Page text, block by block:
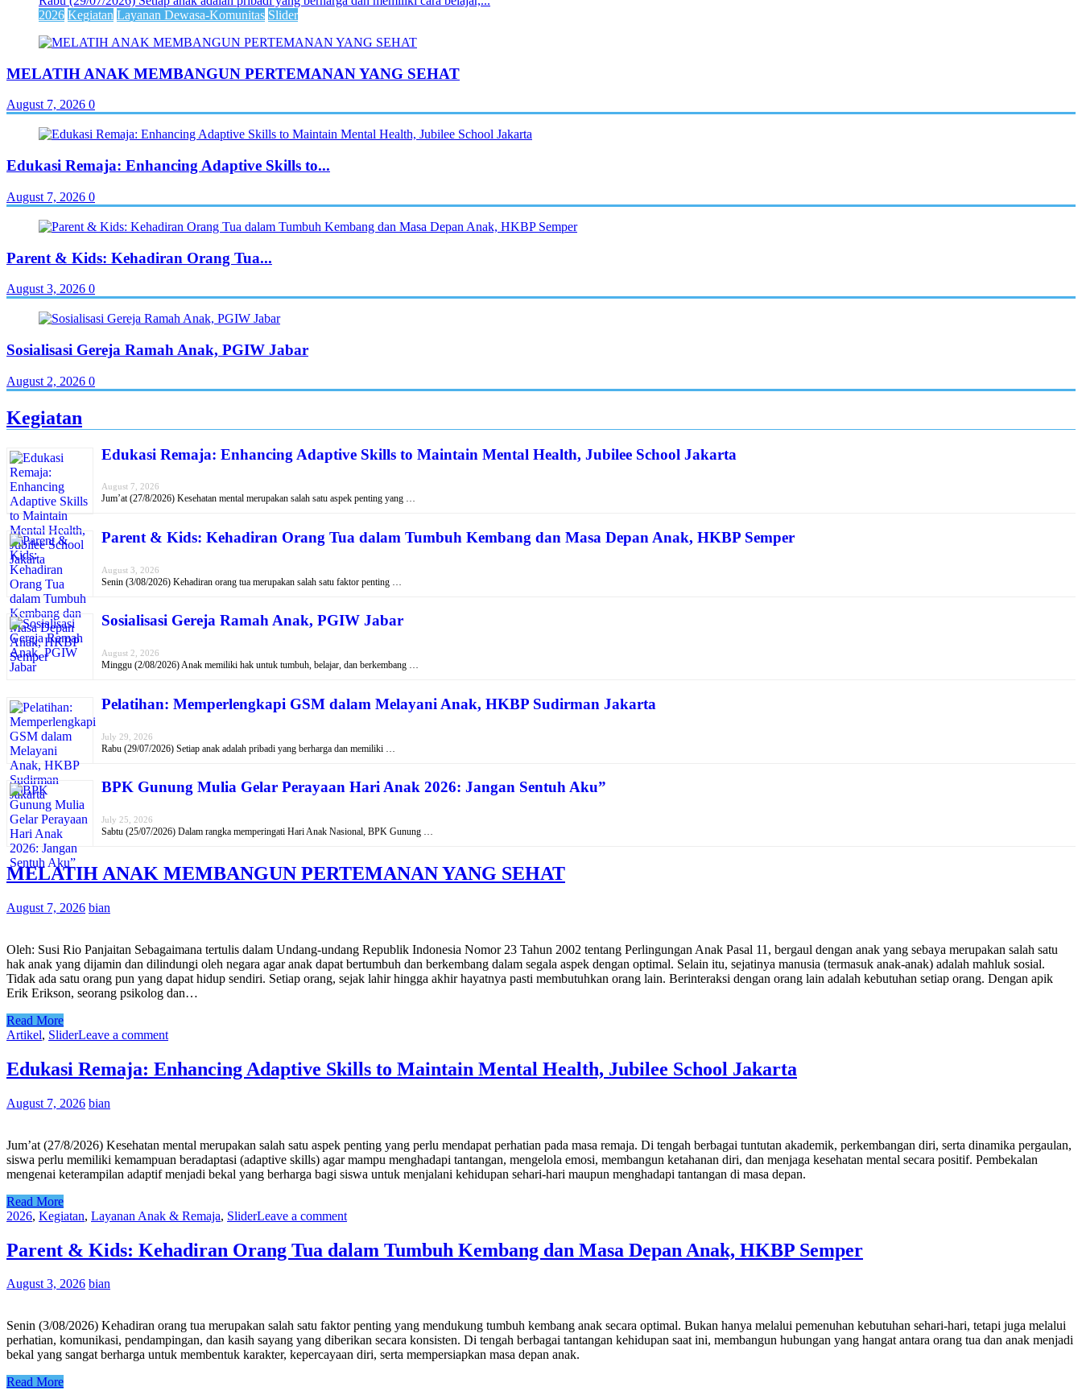
2026 Kegiatan Layanan Dewasa-Komunitas Slider
MELATIH ANAK MEMBANGUN PERTEMANAN YANG SEHAT
August 7, 2026 0
Edukasi Remaja: Enhancing Adaptive Skills to...
August 7, 2026 0
Parent & Kids: Kehadiran Orang Tua...
August 3, 2026 0
Sosialisasi Gereja Ramah Anak, PGIW Jabar
August 2, 2026 0
Kegiatan
Edukasi Remaja: Enhancing Adaptive Skills to Maintain Mental Health, Jubilee School Jakarta
August 7, 2026
Jum’at (27/8/2026) Kesehatan mental merupakan salah satu aspek penting yang …
Parent & Kids: Kehadiran Orang Tua dalam Tumbuh Kembang dan Masa Depan Anak, HKBP Semper
August 3, 2026
Senin (3/08/2026) Kehadiran orang tua merupakan salah satu faktor penting …
Sosialisasi Gereja Ramah Anak, PGIW Jabar
August 2, 2026
Minggu (2/08/2026) Anak memiliki hak untuk tumbuh, belajar, dan berkembang …
Pelatihan: Memperlengkapi GSM dalam Melayani Anak, HKBP Sudirman Jakarta
July 29, 2026
Rabu (29/07/2026) Setiap anak adalah pribadi yang berharga dan memiliki …
BPK Gunung Mulia Gelar Perayaan Hari Anak 2026: Jangan Sentuh Aku”
July 25, 2026
Sabtu (25/07/2026) Dalam rangka memperingati Hari Anak Nasional, BPK Gunung …
MELATIH ANAK MEMBANGUN PERTEMANAN YANG SEHAT
August 7, 2026 bian
Oleh: Susi Rio Panjaitan Sebagaimana tertulis dalam Undang-undang Republik Indonesia Nomor 23 Tahun 2002 tentang Perlingungan Anak Pasal 11, bergaul dengan anak yang sebaya merupakan salah satu
hak anak yang dijamin dan dilindungi oleh negara agar anak dapat bertumbuh dan berkembang dalam segala aspek dengan optimal. Selain itu, sejatinya manusia (termasuk anak-anak) adalah mahluk sosial.
Tidak ada satu orang pun yang dapat hidup sendiri. Setiap orang, sejak lahir hingga akhir hayatnya pasti membutuhkan orang lain. Berinteraksi dengan orang lain adalah kebutuhan setiap orang. Dengan apik
Erik Erikson, seorang psikolog dan…
Read More
Artikel, SliderLeave a comment
Edukasi Remaja: Enhancing Adaptive Skills to Maintain Mental Health, Jubilee School Jakarta
August 7, 2026 bian
Jum’at (27/8/2026) Kesehatan mental merupakan salah satu aspek penting yang perlu mendapat perhatian pada masa remaja. Di tengah berbagai tuntutan akademik, perkembangan diri, serta dinamika pergaulan,
siswa perlu memiliki kemampuan beradaptasi (adaptive skills) agar mampu menghadapi tantangan, mengelola emosi, membangun ketahanan diri, dan menjaga kesehatan mental secara positif. Pembekalan
mengenai keterampilan adaptif menjadi bekal yang berharga bagi siswa untuk menjalani kehidupan sehari-hari maupun menghadapi tantangan di masa depan.
Read More
2026, Kegiatan, Layanan Anak & Remaja, SliderLeave a comment
Parent & Kids: Kehadiran Orang Tua dalam Tumbuh Kembang dan Masa Depan Anak, HKBP Semper
August 3, 2026 bian
Senin (3/08/2026) Kehadiran orang tua merupakan salah satu faktor penting yang mendukung tumbuh kembang anak secara optimal. Bukan hanya melalui pemenuhan kebutuhan sehari-hari, tetapi juga melalui
perhatian, komunikasi, pendampingan, dan kasih sayang yang diberikan secara konsisten. Di tengah berbagai tantangan kehidupan saat ini, membangun hubungan yang hangat antara orang tua dan anak menjadi
bekal yang sangat berharga untuk membentuk karakter, kepercayaan diri, serta mempersiapkan masa depan anak.
Read More